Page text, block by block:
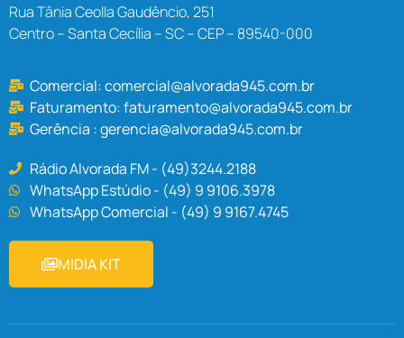
Rua Tânia Ceolla Gaudêncio, 251
Centro – Santa Cecília – SC – CEP – 89540-000
Comercial:comercial@alvorada945.com.br
Faturamento:faturamento@alvorada945.com.br
Gerência :gerencia@alvorada945.com.br
Rádio Alvorada FM - (49)3244.2188
WhatsApp Estúdio - (49) 9 9106.3978
WhatsApp Comercial - (49) 9 9167.4745
MIDIA KIT